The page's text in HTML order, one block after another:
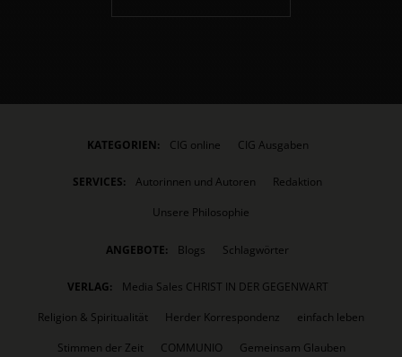
KATEGORIEN: CIG online CIG Ausgaben
SERVICES: Autorinnen und Autoren
Redaktion
Unsere Philosophie
ANGEBOTE: Blogs Schlagwörter
VERLAG:
Media Sales CHRIST IN DER GEGENWART
Religion & Spiritualität
Herder Korrespondenz
einfach leben
Stimmen der Zeit
COMMUNIO
Gemeinsam Glauben